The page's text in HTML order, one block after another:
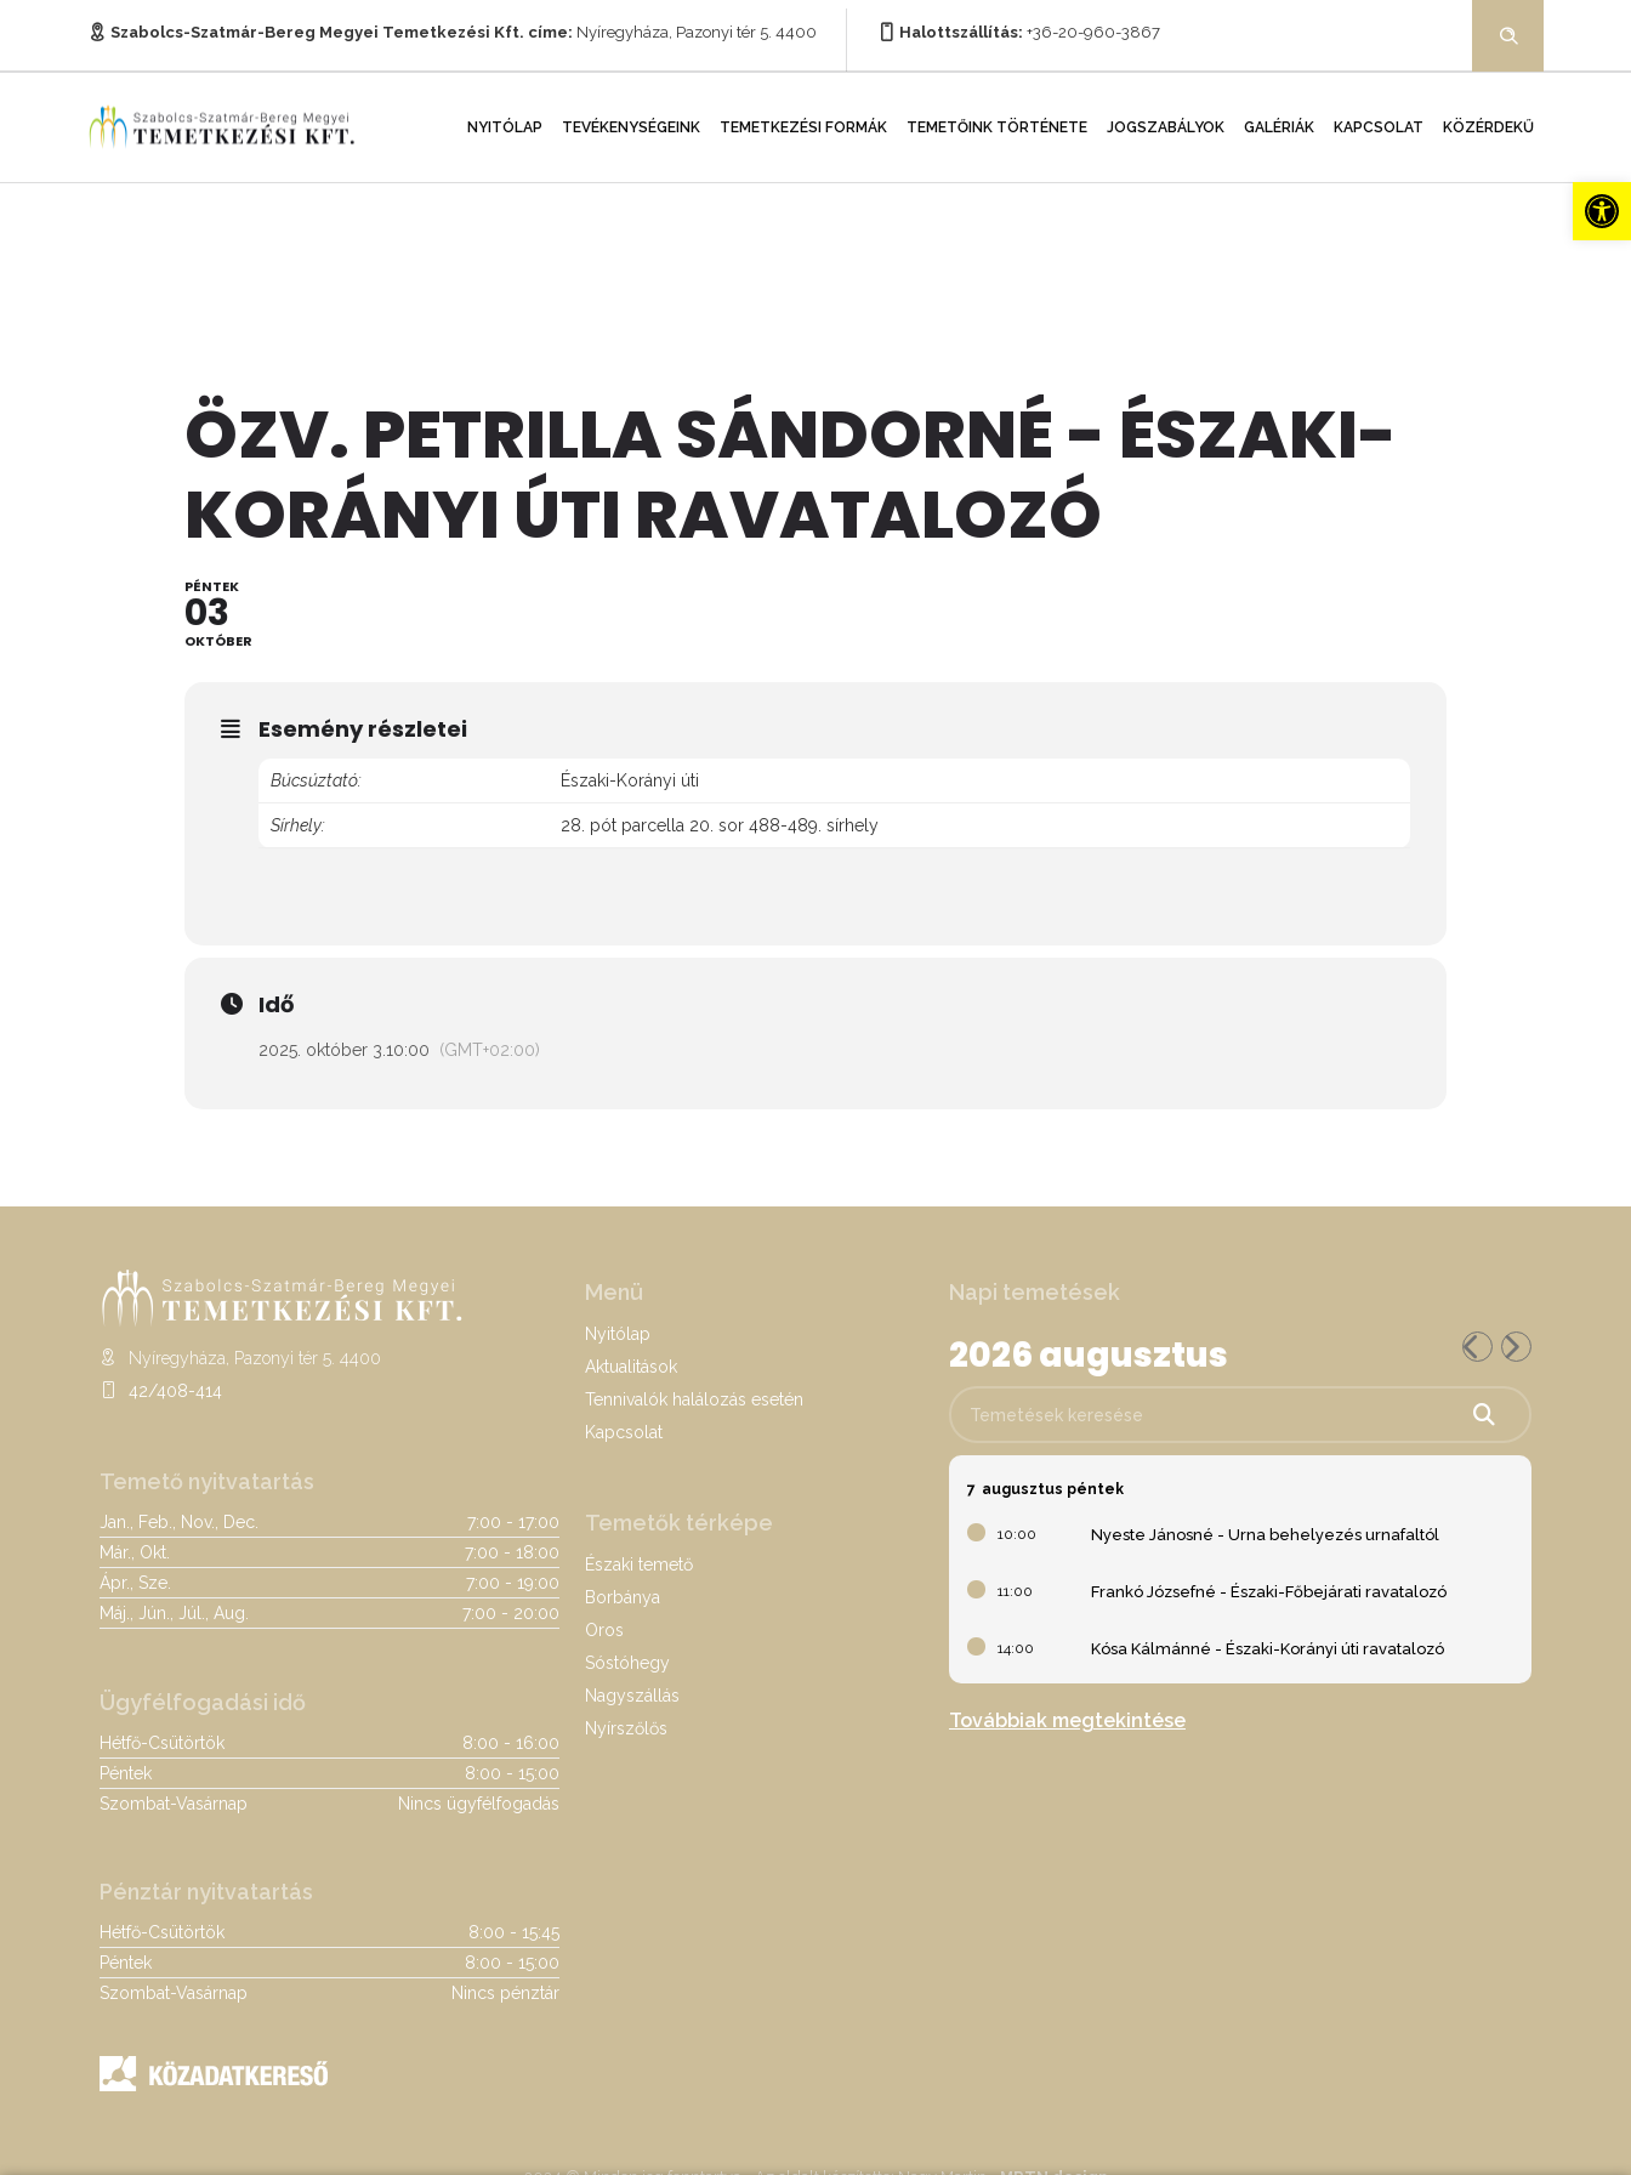
Szabolcs-Szatmár-Bereg Megyei Temetkezési Kft. címe: Nyíregyháza, Pazonyi tér 5. 4400 Halottszállítás: +36-20-960-3867
NYITÓLAP TEVÉKENYSÉGEINK TEMETKEZÉSI FORMÁK TEMETŐINK TÖRTÉNETE JOGSZABÁLYOK GALÉRIÁK KAPCSOLAT KÖZÉRDEKŰ
ÖZV. PETRILLA SÁNDORNÉ - ÉSZAKI-
KORÁNYI ÚTI RAVATALOZÓ
PÉNTEK
03
OKTÓBER
Esemény részletei
Búcsúztató: Északi-Korányi úti
Sírhely: 28. pót parcella 20. sor 488-489. sírhely
Idő
2025. október 3. 10:00 (GMT+02:00)
Nyíregyháza, Pazonyi tér 5. 4400
42/408-414
Temető nyitvatartás
Jan., Feb., Nov., Dec.
7:00 - 17:00
Már., Okt.
7:00 - 18:00
Ápr., Sze.
7:00 - 19:00
Máj., Jún., Júl., Aug.
7:00 - 20:00
Ügyfélfogadási idő
Hétfő-Csütörtök
8:00 - 16:00
Péntek
8:00 - 15:00
Szombat-Vasárnap
Nincs ügyfélfogadás
Pénztár nyitvatartás
Hétfő-Csütörtök
8:00 - 15:45
Péntek
8:00 - 15:00
Szombat-Vasárnap
Nincs pénztár
Menü
Nyitólap
Aktualitások
Tennivalók halálozás esetén
Kapcsolat
Temetők térképe
Északi temető
Borbánya
Oros
Sóstóhegy
Nagyszállás
Nyírszőlős
Napi temetések
2026 augusztus
7 augusztus péntek
10:00 Nyeste Jánosné - Urna behelyezés urnafaltól
11:00 Frankó Józsefné - Északi-Főbejárati ravatalozó
14:00 Kósa Kálmánné - Északi-Korányi úti ravatalozó
Továbbiak megtekintése